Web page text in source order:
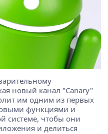
новый канал "Canary"
им одним из первых
функциями и
системе, чтобы они
и делиться